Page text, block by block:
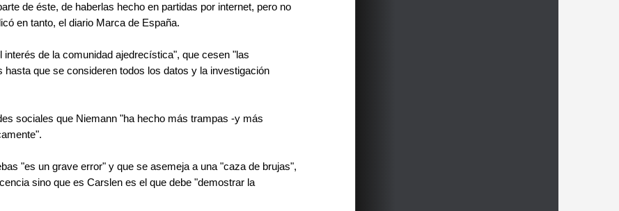
de éste, de haberlas hecho en partidas por internet, pero no
en tanto, el diario Marca de España.
de la comunidad ajedrecística", que cesen "las
que se consideren todos los datos y la investigación
sociales que Niemann "ha hecho más trampas -y más
"es un grave error" y que se asemeja a una "caza de brujas",
sino que es Carslen es el que debe "demostrar la